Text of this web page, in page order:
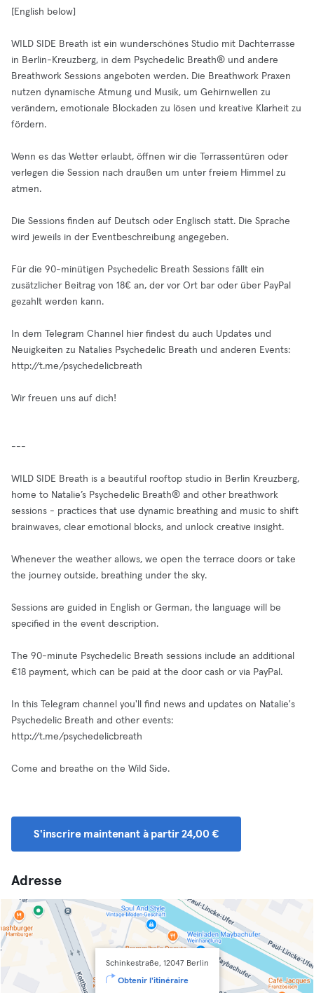
[English below]
WILD SIDE Breath ist ein wunderschönes Studio mit Dachterrasse
in Berlin-Kreuzberg, in dem Psychedelic Breath® und andere
Breathwork Sessions angeboten werden. Die Breathwork Praxen
nutzen dynamische Atmung und Musik, um Gehirnwellen zu
verändern, emotionale Blockaden zu lösen und kreative Klarheit zu
fördern.
Wenn es das Wetter erlaubt, öffnen wir die Terrassentüren oder
verlegen die Session nach draußen um unter freiem Himmel zu
atmen.
Die Sessions finden auf Deutsch oder Englisch statt. Die Sprache
wird jeweils in der Eventbeschreibung angegeben.
Für die 90-minütigen Psychedelic Breath Sessions fällt ein
zusätzlicher Beitrag von 18€ an, der vor Ort bar oder über PayPal
gezahlt werden kann.
In dem Telegram Channel hier findest du auch Updates und
Neuigkeiten zu Natalies Psychedelic Breath und anderen Events:
http://t.me/psychedelicbreath
Wir freuen uns auf dich!
---
WILD SIDE Breath is a beautiful rooftop studio in Berlin Kreuzberg,
home to Natalie’s Psychedelic Breath® and other breathwork
sessions - practices that use dynamic breathing and music to shift
brainwaves, clear emotional blocks, and unlock creative insight.
Whenever the weather allows, we open the terrace doors or take
the journey outside, breathing under the sky.
Sessions are guided in English or German, the language will be
specified in the event description.
The 90-minute Psychedelic Breath sessions include an additional
€18 payment, which can be paid at the door cash or via PayPal.
In this Telegram channel you'll find news and updates on Natalie's
Psychedelic Breath and other events:
http://t.me/psychedelicbreath
Come and breathe on the Wild Side.
S'inscrire maintenant à partir 24,00 €
Adresse
Schinkestraße, 12047 Berlin
Obtenir l'itinéraire